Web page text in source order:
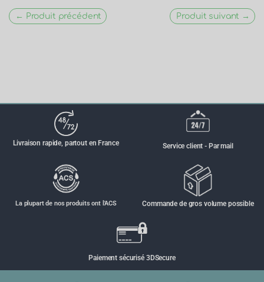
← Produit précédent Produit suivant →
Livraison rapide, partout en France Service client - Par mail
La plupart de nos produits ont l'ACS Commande de gros volume possible
Paiement sécurisé 3DSecure